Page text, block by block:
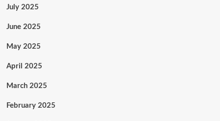
July 2025
June 2025
May 2025
April 2025
March 2025
February 2025